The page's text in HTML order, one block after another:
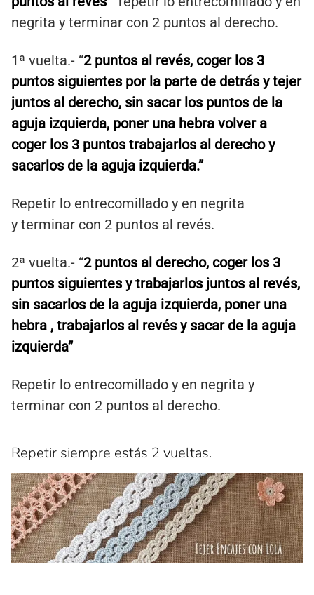
negrita y terminar con 2 puntos al derecho.
1ª vuelta.- “2 puntos al revés, coger los 3
puntos siguientes por la parte de detrás y tejer
juntos al derecho, sin sacar los puntos de la
aguja izquierda, poner una hebra volver a
coger los 3 puntos trabajarlos al derecho y
sacarlos de la aguja izquierda.”
Repetir lo entrecomillado y en negrita
y terminar con 2 puntos al revés.
2ª vuelta.- “2 puntos al derecho, coger los 3
puntos siguientes y trabajarlos juntos al revés,
sin sacarlos de la aguja izquierda, poner una
hebra , trabajarlos al revés y sacar de la aguja
izquierda”
Repetir lo entrecomillado y en negrita y
terminar con 2 puntos al derecho.
Repetir siempre estás 2 vueltas.